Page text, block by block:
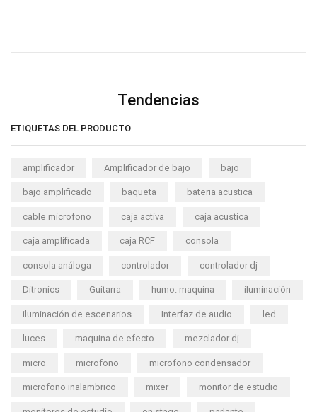
Tendencias
ETIQUETAS DEL PRODUCTO
amplificador Amplificador de bajo bajo
bajo amplificado baqueta bateria acustica
cable microfono caja activa caja acustica
caja amplificada caja RCF consola
consola análoga controlador controlador dj
Ditronics Guitarra humo. maquina iluminación
iluminación de escenarios Interfaz de audio led
luces maquina de efecto mezclador dj
micro microfono microfono condensador
microfono inalambrico mixer monitor de estudio